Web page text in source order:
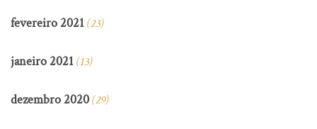
fevereiro 2021(23)
janeiro 2021(13)
dezembro 2020(29)